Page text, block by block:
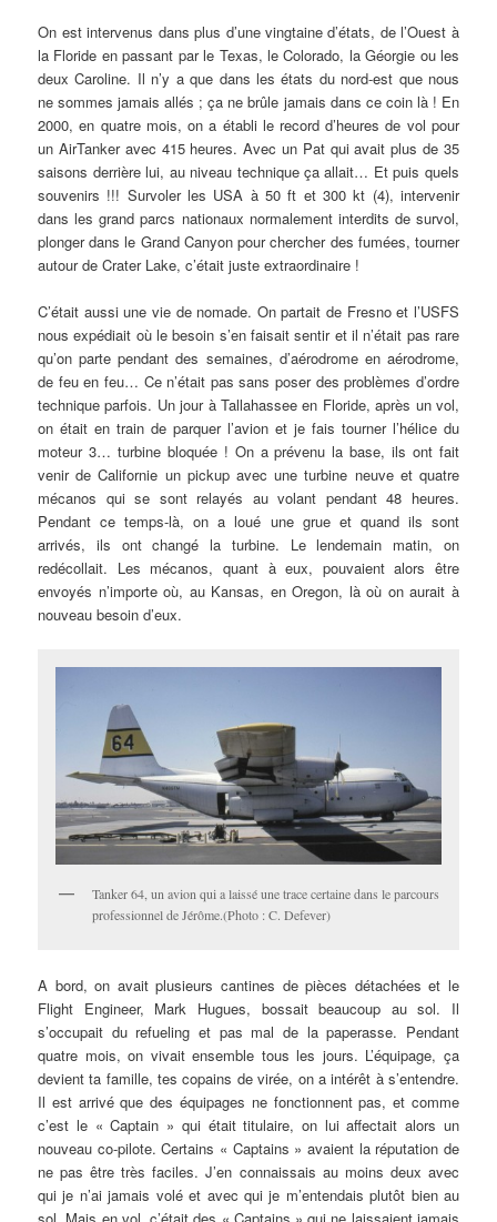
On est intervenus dans plus d’une vingtaine d’états, de l’Ouest à
la Floride en passant par le Texas, le Colorado, la Géorgie ou les
deux Caroline. Il n’y a que dans les états du nord-est que nous
ne sommes jamais allés ; ça ne brûle jamais dans ce coin là ! En
2000, en quatre mois, on a établi le record d’heures de vol pour
un AirTanker avec 415 heures. Avec un Pat qui avait plus de 35
saisons derrière lui, au niveau technique ça allait… Et puis quels
souvenirs !!! Survoler les USA à 50 ft et 300 kt (4), intervenir
dans les grand parcs nationaux normalement interdits de survol,
plonger dans le Grand Canyon pour chercher des fumées, tourner
autour de Crater Lake, c’était juste extraordinaire !
C’était aussi une vie de nomade. On partait de Fresno et l’USFS
nous expédiait où le besoin s’en faisait sentir et il n’était pas rare
qu’on parte pendant des semaines, d’aérodrome en aérodrome,
de feu en feu… Ce n’était pas sans poser des problèmes d’ordre
technique parfois. Un jour à Tallahassee en Floride, après un vol,
on était en train de parquer l’avion et je fais tourner l’hélice du
moteur 3… turbine bloquée ! On a prévenu la base, ils ont fait
venir de Californie un pickup avec une turbine neuve et quatre
mécanos qui se sont relayés au volant pendant 48 heures.
Pendant ce temps-là, on a loué une grue et quand ils sont
arrivés, ils ont changé la turbine. Le lendemain matin, on
redécollait. Les mécanos, quant à eux, pouvaient alors être
envoyés n’importe où, au Kansas, en Oregon, là où on aurait à
nouveau besoin d’eux.
Tanker 64, un avion qui a laissé une trace certaine dans le parcours
professionnel de Jérôme.(Photo : C. Defever)
A bord, on avait plusieurs cantines de pièces détachées et le
Flight Engineer, Mark Hugues, bossait beaucoup au sol. Il
s’occupait du refueling et pas mal de la paperasse. Pendant
quatre mois, on vivait ensemble tous les jours. L’équipage, ça
devient ta famille, tes copains de virée, on a intérêt à s’entendre.
Il est arrivé que des équipages ne fonctionnent pas, et comme
c’est le « Captain » qui était titulaire, on lui affectait alors un
nouveau co-pilote. Certains « Captains » avaient la réputation de
ne pas être très faciles. J’en connaissais au moins deux avec
qui je n’ai jamais volé et avec qui je m’entendais plutôt bien au
sol. Mais en vol, c’était des « Captains » qui ne laissaient jamais